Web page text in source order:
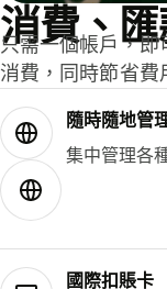
消費、
只需一個帳戶，
消費，同時節省費
隨時隨地管
集中管理各
國際扣賬卡